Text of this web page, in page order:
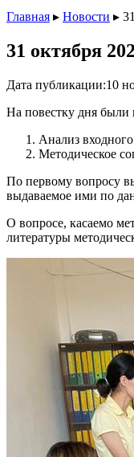
Главная ▸ Новости ▸
31 октября
Дата публикации:10
На повестку дня
Анализ
Методическое
По первому вопросу
выдаваемое ими по
О вопросе, касаемо
литературы